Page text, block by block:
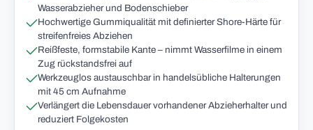
Wasserabzieher und Bodenschieber
Hochwertige Gummiqualität mit definierter Shore-Härte für
streifenfreies Abziehen
Reißfeste, formstabile Kante – nimmt Wasserfilme in einem
Zug rückstandsfrei auf
Werkzeuglos austauschbar in handelsübliche Halterungen
mit 45 cm Aufnahme
Verlängert die Lebensdauer vorhandener Abzieherhalter und
reduziert Folgekosten